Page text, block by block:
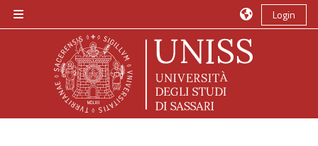
Vai al contenuto principale
Pannello laterale
Login